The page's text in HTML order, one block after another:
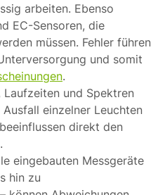
arbeiten. Ebenso
EC-Sensoren, die
müssen. Fehler führen
und somit
.
Laufzeiten und Spektren
einzelner Leuchten
direkt den
eingebauten Messgeräte
hin zu